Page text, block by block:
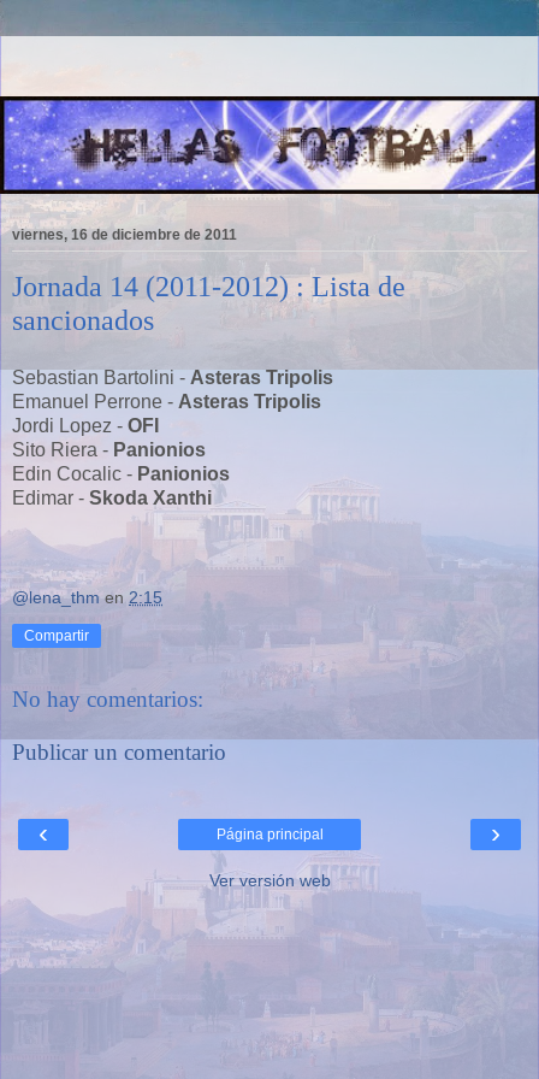
viernes, 16 de diciembre de 2011
Jornada 14 (2011-2012) : Lista de
sancionados
Sebastian Bartolini - Asteras Tripolis
Emanuel Perrone - Asteras Tripolis
Jordi Lopez - OFI
Sito Riera - Panionios
Edin Cocalic - Panionios
Edimar - Skoda Xanthi
@lena_thm en 2:15
Compartir
No hay comentarios:
Publicar un comentario
‹ ›
Página principal
Ver versión web